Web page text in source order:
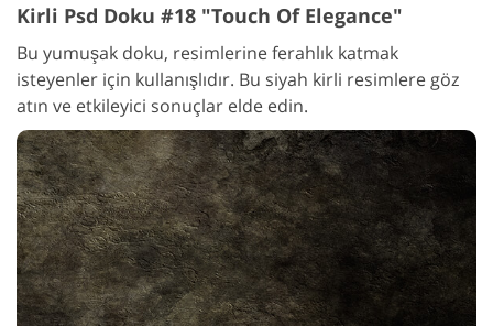
Kirli Psd Doku #18 "Touch Of Elegance"
Bu yumuşak doku, resimlerine ferahlık katmak
isteyenler için kullanışlıdır. Bu siyah kirli resimlere göz
atın ve etkileyici sonuçlar elde edin.